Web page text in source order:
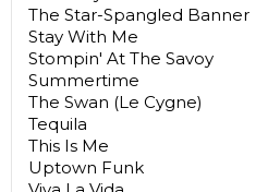
The Star-Spangled Banner
Stay With Me
Stompin' At The Savoy
Summertime
The Swan (Le Cygne)
Tequila
This Is Me
Uptown Funk